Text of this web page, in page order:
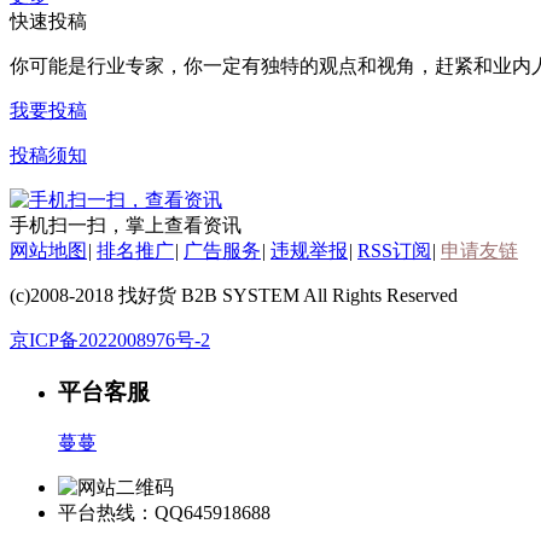
快速投稿
你可能是行业专家，你一定有独特的观点和视角 ，赶紧和业内
我要投稿
投稿须知
手机扫一扫，掌上查看资讯
网站地图 | 排名推广| 广告服务| 违规举报| RSS订阅 | 申请友链
(c)2008-2018 找好货 B2B SYSTEM All Rights Reserved
京ICP备2022008976号-2
平台客服
蔓蔓
平台热线：QQ645918688